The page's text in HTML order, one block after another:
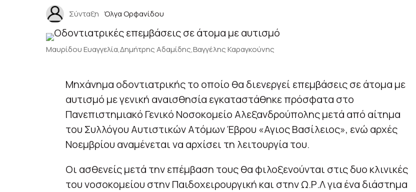
Σύνταξη Όλγα Ορφανίδου
Μαυρίδου Ευαγγελία,Δημήτρης Αδαμίδης,Βαγγέλης Καραγκούνης
Μηχάνημα οδοντιατρικής το οποίο θα διενεργεί επεμβάσεις σε άτομα με
αυτισμό με γενική αναισθησία εγκαταστάθηκε πρόσφατα στο
Πανεπιστημιακό Γενικό Νοσοκομείο Αλεξανδρούπολης μετά από αίτημα
του Συλλόγου Αυτιστικών Ατόμων Έβρου «Αγιος Βασίλειος», ενώ αρχές
Νοεμβρίου αναμένεται να αρχίσει τη λειτουργία του.
Οι ασθενείς μετά την επέμβαση τους θα φιλοξενούνται στις δυο κλινικές
του νοσοκομείου στην Παιδοχειρουργική και στην Ω.Ρ.Λ για ένα διάστημα